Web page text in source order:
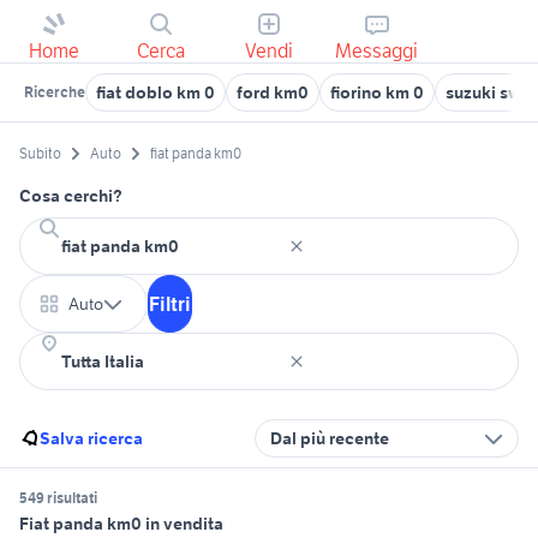
Home Cerca Vendi Messaggi
Ricerche fiat doblo km 0 ford km0 fiorino km 0 suzuki
Subito Auto fiat panda km0
Cosa cerchi?
Auto Filtri
Salva ricerca Dal più recente
549 risultati
Fiat panda km0 in vendita